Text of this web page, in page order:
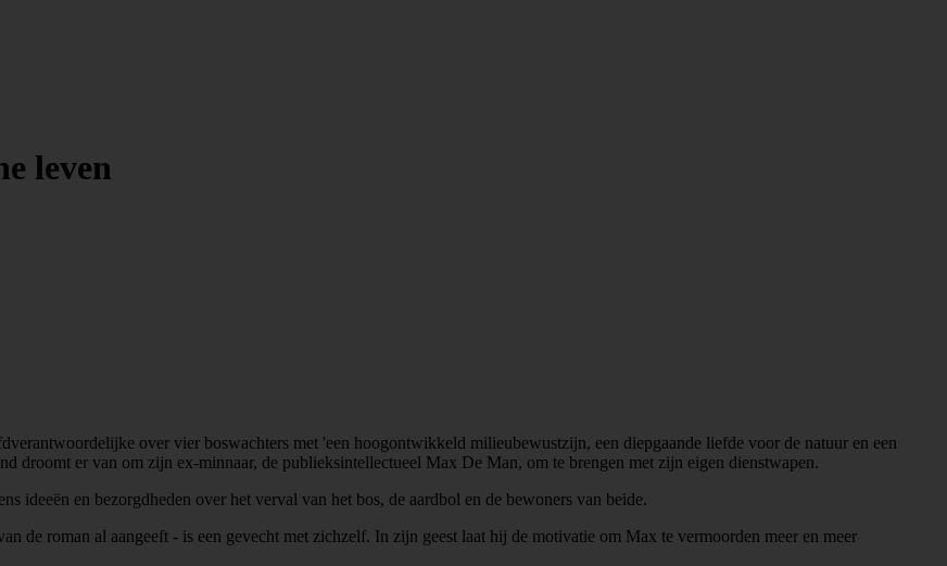
leven
over vier boswachters met 'een hoogontwikkeld milieubewustzijn, een diepgaande liefde voor de natuur en een
droomt er van om zijn ex-minnaar, de publieksintellectueel Max De Man, om te brengen met zijn eigen dienstwapen.
en bezorgdheden over het verval van het bos, de aardbol en de bewoners van beide.
de roman al aangeeft - is een gevecht met zichzelf. In zijn geest laat hij de motivatie om Max te vermoorden meer en meer